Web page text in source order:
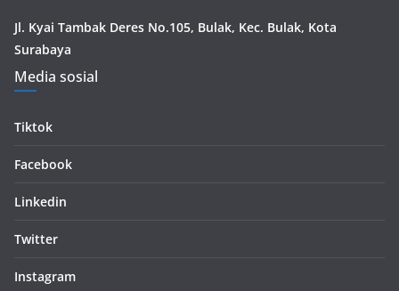
Jl. Kyai Tambak Deres No.105, Bulak, Kec. Bulak, Kota
Surabaya
Media sosial
Tiktok
Facebook
Linkedin
Twitter
Instagram